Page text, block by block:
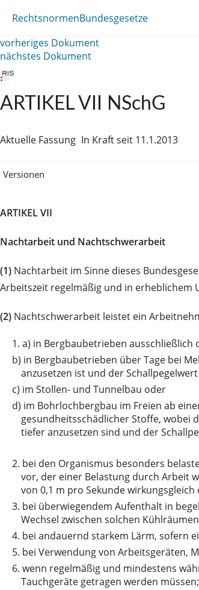
RechtsnormenBundesgesetze
vorheriges Dokument
nächstes Dokument
ARTIKEL VII NSchG
Aktuelle Fassung In Kraft seit 11.1.2013
Versionen
ARTIKEL VII
Nachtarbeit und Nachtschwerarbeit
(1) Nachtarbeit im Sinne dieses
Arbeitszeit regelmäßig und in erheblichem
(2) Nachtschwerarbeit leistet ein
1. a) in Bergbaubetrieben ausschließlich
b) in Bergbaubetrieben über Tage bei
anzusetzen ist und der
c) im Stollen- und Tunnelbau oder
d) im Bohrlochbergbau im Freien ab
gesundheitsschädlicher Stoffe, wobei
tiefer anzusetzen sind und der
2. bei den Organismus besonders
vor, der einer Belastung durch Arbeit
von 0,1 m pro Sekunde
3. bei überwiegendem Aufenthalt in
Wechsel zwischen solchen
4. bei andauernd starkem Lärm, sofern
5. bei Verwendung von Arbeitsgeräten,
6. wenn regelmäßig und mindestens
Tauchgeräte getragen werden müssen;